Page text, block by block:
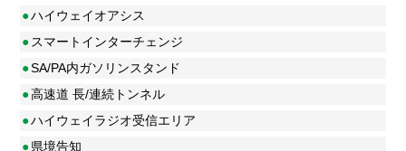
●ハイウェイオアシス
● スマートインターチェンジ
●SA/PA内ガソリンスタンド
●高速道 長/連続トンネル
●ハイウェイラジオ受信エリア
●県境告知